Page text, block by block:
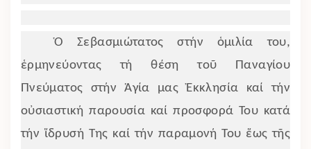
Ὁ Σεβασμιώτατος στήν ὁμιλία του,
ἑρμηνεύοντας τή θέση τοῦ Παναγίου
Πνεύματος στήν Ἁγία μας Ἐκκλησία καί τήν
οὐσιαστική παρουσία καί προσφορά Του κατά
τήν ἵδρυσή Της καί τήν παραμονή Του ἕως τῆς